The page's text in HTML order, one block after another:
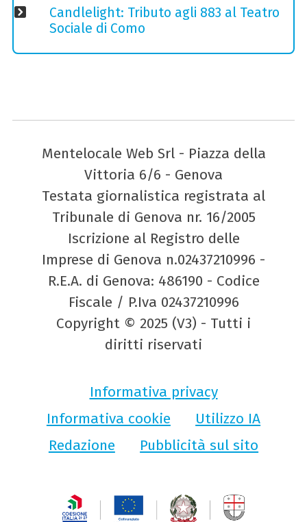
Candlelight: Tributo agli 883 al Teatro
Sociale di Como
Mentelocale Web Srl - Piazza della
Vittoria 6/6 - Genova
Testata giornalistica registrata al
Tribunale di Genova nr. 16/2005
Iscrizione al Registro delle
Imprese di Genova n.02437210996 -
R.E.A. di Genova: 486190 - Codice
Fiscale / P.Iva 02437210996
Copyright © 2025 (V3) - Tutti i
diritti riservati
Informativa privacy
Informativa cookie
Utilizzo IA
Redazione
Pubblicità sul sito